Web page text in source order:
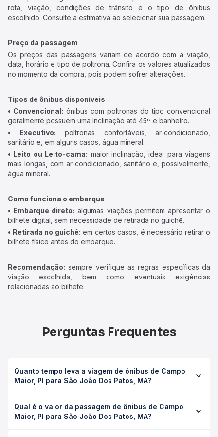
rota, viação, condições de trânsito e o tipo de ônibus
escolhido. Consulte a estimativa ao selecionar sua passagem.
Preço da passagem
Os preços das passagens variam de acordo com a viação,
data, horário e tipo de poltrona. Confira os valores atualizados
no momento da compra, pois podem sofrer alterações.
Tipos de ônibus disponíveis
• Convencional: ônibus com poltronas do tipo convencional
geralmente possuem uma inclinação até 45º e banheiro.
• Executivo: poltronas confortáveis, ar-condicionado,
sanitário e, em alguns casos, água mineral.
• Leito ou Leito-cama: maior inclinação, ideal para viagens
mais longas, com ar-condicionado, sanitário e, possivelmente,
água mineral.
Como funciona o embarque
• Embarque direto: algumas viações permitem apresentar o
bilhete digital, sem necessidade de retirada no guichê.
• Retirada no guichê: em certos casos, é necessário retirar o
bilhete físico antes do embarque.
Recomendação: sempre verifique as regras específicas da
viação escolhida, bem como eventuais exigências
relacionadas ao bilhete.
Perguntas Frequentes
Quanto tempo leva a viagem de ônibus de Campo
Maior, PI para São João Dos Patos, MA?
Dos Patos, MA leva em média 8h 15min, podendo variar
conforme a viação, o tipo de serviço (convencional,
Qual é o valor da passagem de ônibus de Campo
Maior, PI para São João Dos Patos, MA?